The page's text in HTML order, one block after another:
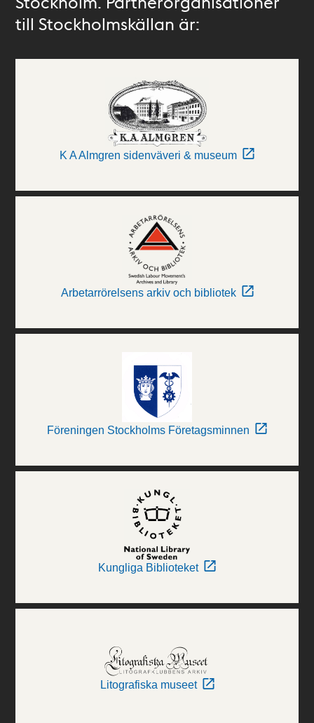
till Stockholmskällan är:
K A Almgren sidenväveri & museum
Arbetarrörelsens arkiv och bibliotek
Föreningen Stockholms Företagsminnen
Kungliga Biblioteket
Litografiska museet